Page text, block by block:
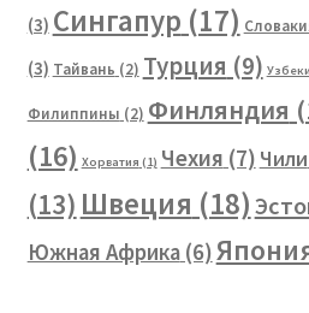
(3) Сингапур (17)
(3) Тайвань (2) Турция (9)
Филиппины (2) Финляндия
(16) Хорватия (1) Чехия (7) Чили
(13) Швеция (18)
Южная Африка(6)